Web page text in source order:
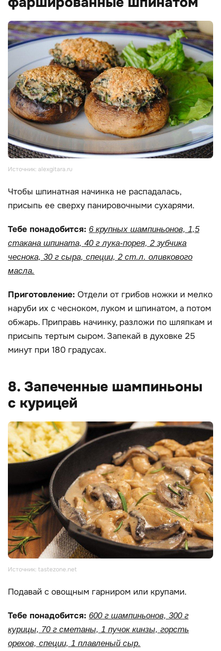
Источник: alexgitara.ru
Чтобы шпинатная начинка не распадалась,
присыпь ее сверху панировочными сухарями.
Тебе понадобится: 6 крупных шампиньонов, 1,5
стакана шпината, 40 г лука-порея, 2 зубчика
чеснока, 30 г сыра, специи, 2 ст.л. оливкового
масла.
Приготовление: Отдели от грибов ножки и мелко
наруби их с чесноком, луком и шпинатом, а потом
обжарь. Приправь начинку, разложи по шляпкам и
присыпь тертым сыром. Запекай в духовке 25
минут при 180 градусах.
8. Запеченные шампиньоны
с курицей
Источник: tastezone.net
Подавай с овощным гарниром или крупами.
Тебе понадобится: 600 г шампиньонов, 300 г
курицы, 70 г сметаны, 1 пучок кинзы, горсть
орехов, специи, 1 плавленый сыр.